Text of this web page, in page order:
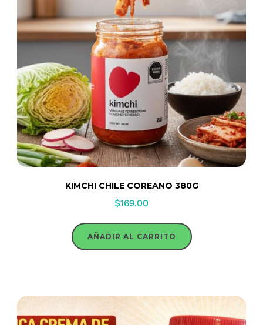
KIMCHI CHILE COREANO 380G
$169.00
AÑADIR AL CARRITO